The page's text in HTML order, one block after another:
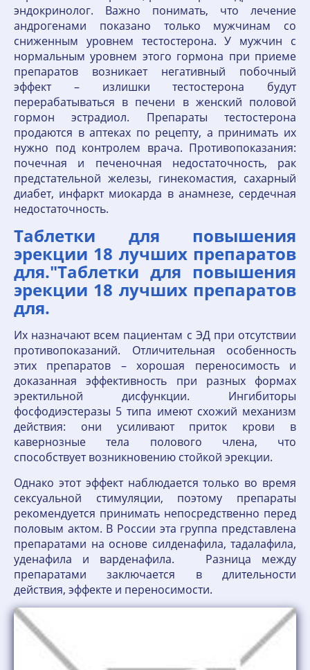
эндокринолог. Важно понимать, что лечение
андрогенами показано только мужчинам со
сниженным уровнем тестостерона. У мужчин с
нормальным уровнем этого гормона при приеме
препаратов возникает негативный побочный
эффект – излишки тестостерона будут
перерабатываться в печени в женский половой
гормон эстрадиол. Препараты тестостерона
продаются в аптеках по рецепту, а принимать их
нужно под контролем врача. Противопоказания:
почечная и печеночная недостаточность, рак
предстательной железы, гинекомастия, сахарный
диабет, инфаркт миокарда в анамнезе, сердечная
недостаточность.
Таблетки для повышения
эрекции 18 лучших препаратов
для."Таблетки для повышения
эрекции 18 лучших препаратов
для.
Их назначают всем пациентам с ЭД при отсутствии
противопоказаний. Отличительная особенность
этих препаратов – хорошая переносимость и
доказанная эффективность при разных формах
эректильной дисфункции. Ингибиторы
фосфодиэстеразы 5 типа имеют схожий механизм
действия: они усиливают приток крови в
кавернозные тела полового члена, что
способствует возникновению стойкой эрекции.
Однако этот эффект наблюдается только во время
сексуальной стимуляции, поэтому препараты
рекомендуется принимать непосредственно перед
половым актом. В России эта группа представлена
препаратами на основе силденафила, тадалафила,
уденафила и варденафила. Разница между
препаратами заключается в длительности
действия, эффекте и переносимости.